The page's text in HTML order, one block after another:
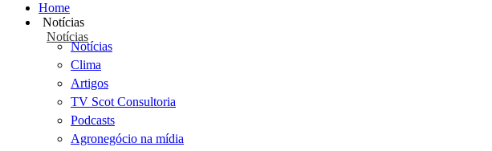
Home
Notícias
Notícias
Notícias
Clima
Artigos
TV Scot Consultoria
Podcasts
Agronegócio na mídia